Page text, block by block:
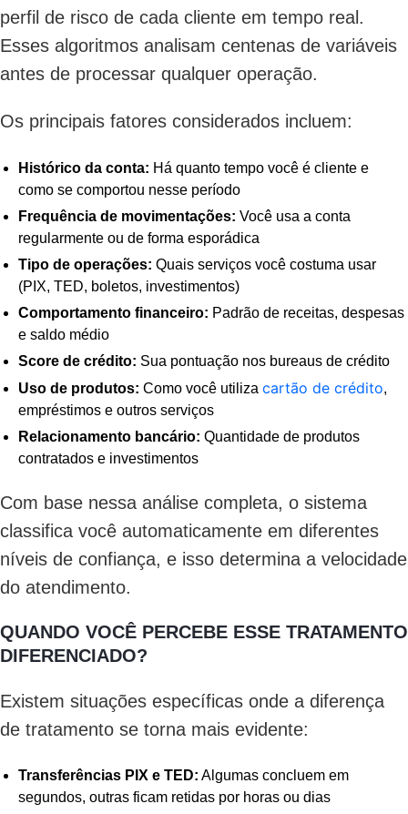
perfil de risco de cada cliente em tempo real.
Esses algoritmos analisam centenas de variáveis
antes de processar qualquer operação.
Os principais fatores considerados incluem:
Histórico da conta: Há quanto tempo você é cliente e
como se comportou nesse período
Frequência de movimentações: Você usa a conta
regularmente ou de forma esporádica
Tipo de operações: Quais serviços você costuma usar
(PIX, TED, boletos, investimentos)
Comportamento financeiro: Padrão de receitas, despesas
e saldo médio
Score de crédito: Sua pontuação nos bureaus de crédito
Uso de produtos: Como você utilizacartão de crédito,
empréstimos e outros serviços
Relacionamento bancário: Quantidade de produtos
contratados e investimentos
Com base nessa análise completa, o sistema
classifica você automaticamente em diferentes
níveis de confiança, e isso determina a velocidade
do atendimento.
QUANDO VOCÊ PERCEBE ESSE TRATAMENTO
DIFERENCIADO?
Existem situações específicas onde a diferença
de tratamento se torna mais evidente:
Transferências PIX e TED: Algumas concluem em
segundos, outras ficam retidas por horas ou dias